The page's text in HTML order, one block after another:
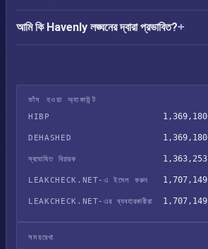
আমি কি Havenly লঙ্ঘনের দ্বারা প্রভাবিত?
ফাঁস হওয়া অ্যাকাউন্ট
HIBP
1,369,180
DEHASHED 1,369,180
স্বঘোষিত বিচারক 1,363,253
LEAKCHECK.NET-এ ইমেল করুন 1,707,149
LEAKCHECK.NET-এর ব্যবহারকারীরা 1,707,149
সময়রেখা